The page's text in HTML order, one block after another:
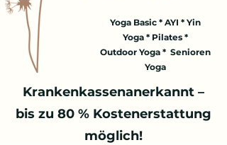
Yoga Basic * AYI * Yin
Yoga * Pilates *
Outdoor Yoga * Senioren
Yoga
Krankenkassenanerkannt –
bis zu 80 % Kostenerstattung
möglich!